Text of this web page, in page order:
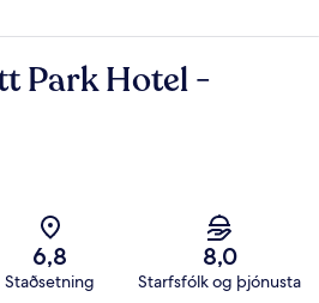
Park Hotel -
6,8
Staðsetning
8,0
Starfsfólk og þjónusta